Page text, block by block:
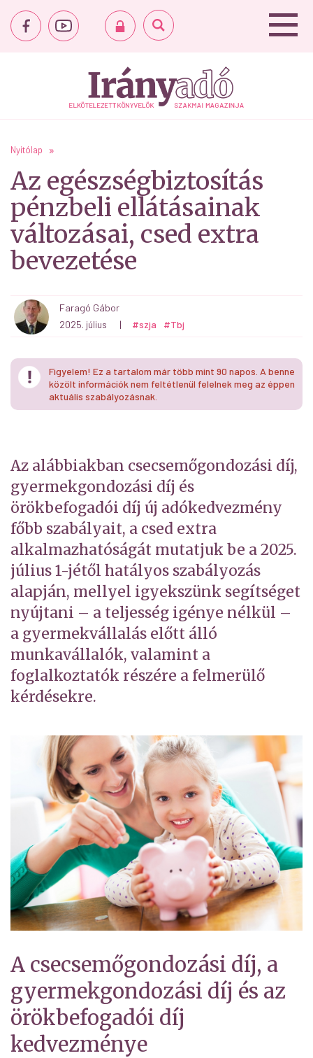
Nyitólap
Az egészségbiztosítás
pénzbeli ellátásainak
változásai, csed extra
bevezetése
Faragó Gábor
2025. július
| #szja #Tbj
Figyelem! Ez a tartalom már több mint 90 napos. A benne
közölt információk nem feltétlenül felelnek meg az éppen
aktuális szabályozásnak.
Az alábbiakban csecsemőgondozási díj,
gyermekgondozási díj és
örökbefogadói díj új adókedvezmény
főbb szabályait, a csed extra
alkalmazhatóságát mutatjuk be a 2025.
július 1-jétől hatályos szabályozás
alapján, mellyel igyekszünk segítséget
nyújtani – a teljesség igénye nélkül –
a gyermekvállalás előtt álló
munkavállalók, valamint a
foglalkoztatók részére a felmerülő
kérdésekre.
A csecsemőgondozási díj, a
gyermekgondozási díj és az
örökbefogadói díj
kedvezménye